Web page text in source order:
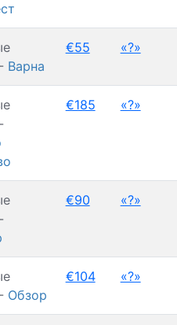
Варна
€55 «?»
€185 «?»
€90 «?»
Обзор
€104 «?»